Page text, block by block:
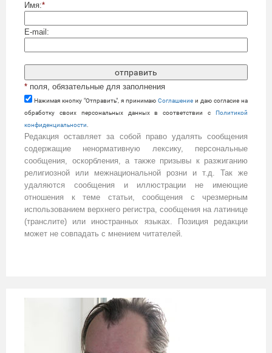
Имя:*
E-mail:
* поля, обязательные для заполнения
Нажимая кнопку "Отправить", я принимаю Cоглашение и даю согласие на
обработку своих персональных данных в соответствии с Политикой
конфиденциальности.
Редакция оставляет за собой право удалять сообщения
содержащие ненормативную лексику, персональные
сообщения, оскорбления, а также призывы к разжиганию
религиозной или межнациональной розни и т.д. Так же
удаляются сообщения и иллюстрации не имеющие
отношения к теме статьи, сообщения с чрезмерным
использованием верхнего регистра, сообщения на латинице
(транслите) или иностранных языках. Позиция редакции
может не совпадать с мнением читателей.